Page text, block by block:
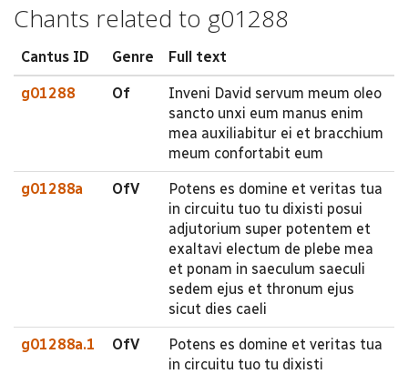
Chants related to g01288
Cantus ID Genre Full text
g01288 Of
Inveni David servum meum oleo
sancto unxi eum manus enim
mea auxiliabitur ei et bracchium
meum confortabit eum
g01288a OfV
Potens es domine et veritas tua
in circuitu tuo tu dixisti posui
adjutorium super potentem et
exaltavi electum de plebe mea
et ponam in saeculum saeculi
sedem ejus et thronum ejus
sicut dies caeli
g01288a.1 OfV
Potens es domine et veritas tua
in circuitu tuo tu dixisti